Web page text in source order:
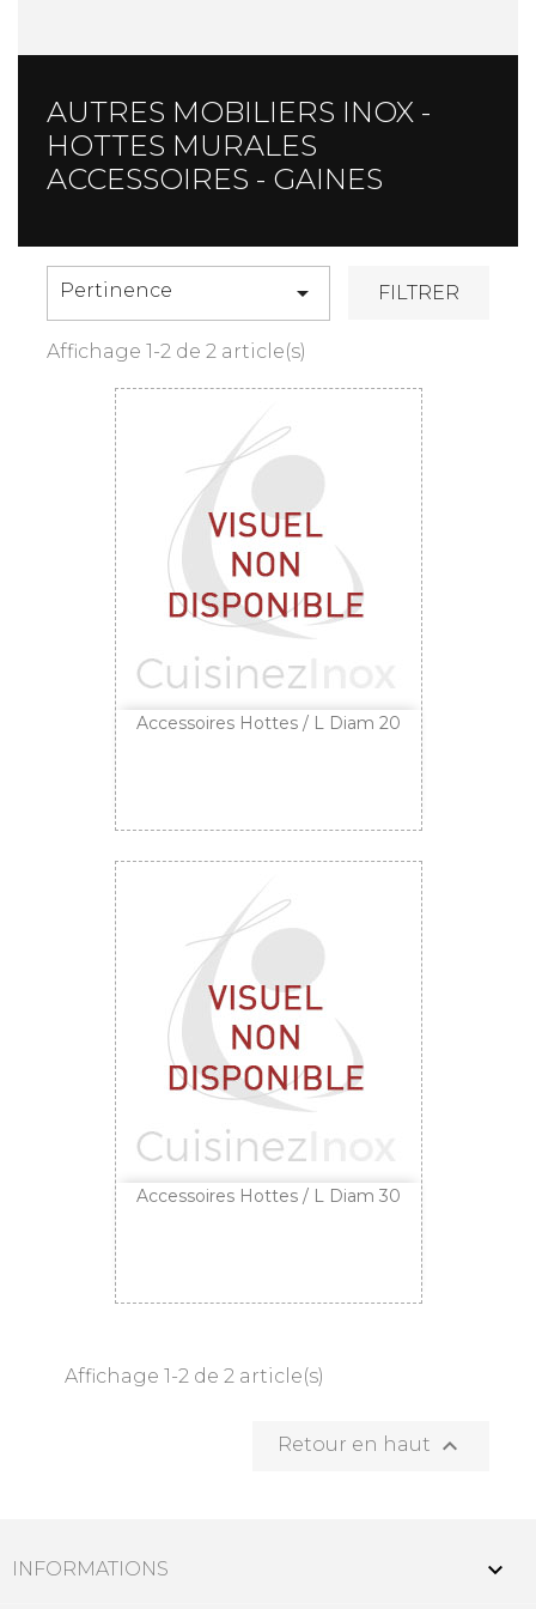
AUTRES MOBILIERS INOX -
HOTTES MURALES
ACCESSOIRES - GAINES
Pertinence  FILTRER
Affichage 1-2 de 2 article(s)
Accessoires Hottes / L Diam 20
Accessoires Hottes / L Diam 30
Affichage 1-2 de 2 article(s)
Retour en haut 
INFORMATIONS 